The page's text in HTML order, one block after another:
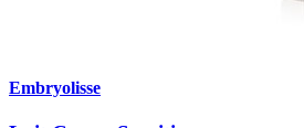
Embryolisse